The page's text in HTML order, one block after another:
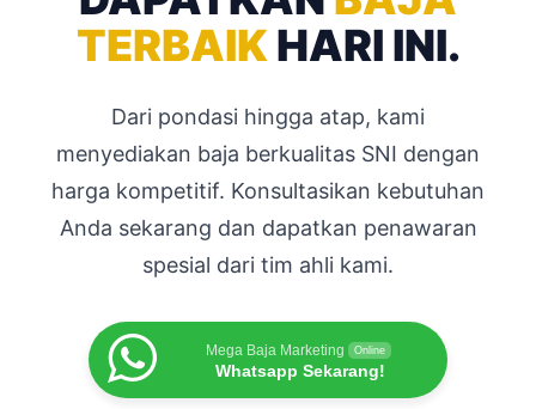
TERBAIK HARI INI.
Dari pondasi hingga atap, kami
menyediakan baja berkualitas SNI dengan
harga kompetitif. Konsultasikan kebutuhan
Anda sekarang dan dapatkan penawaran
spesial dari tim ahli kami.
Mega Baja Marketing Online
Whatsapp Sekarang!